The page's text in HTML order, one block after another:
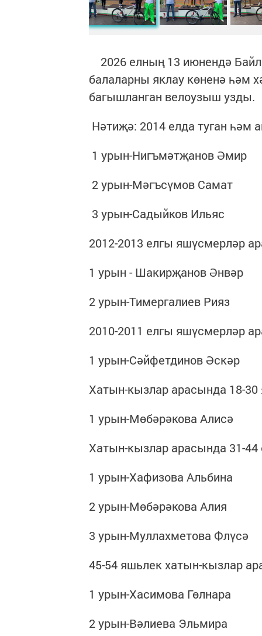
2026 елның 13 июнендә
балаларны яклау көненә һәм
багышланган велоузыш узды.
Нәтиҗә: 2014 елда туган һәм
1 урын-Нигъмәтҗанов Әмир
2 урын-Мәгъсүмов Самат
3 урын-Садыйков Ильяс
2012-2013 елгы яшүсмерләр
1 урын - Шакирҗанов Әнвәр
2 урын-Тимергалиев Рияз
2010-2011 елгы яшүсмерләр
1 урын-Сәйфетдинов Әскәр
Хатын-кызлар арасында 18-30
1 урын-Мөбәрәкова Алисә
Хатын-кызлар арасында 31-44
1 урын-Хафизова Альбина
2 урын-Мөбәрәкова Алия
3 урын-Муллахметова Флүсә
45-54 яшьлек хатын-кызлар
1 урын-Хасимова Гөлнара
2 урын-Вәлиева Эльмира